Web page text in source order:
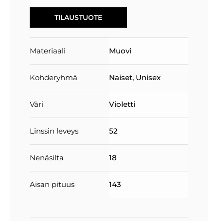
TILAUSTUOTE
Materiaali Muovi
Kohderyhmä Naiset, Unisex
Väri Violetti
Linssin leveys 52
Nenäsilta 18
Aisan pituus 143